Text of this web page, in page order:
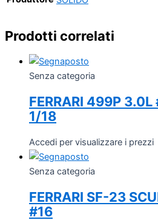
Prodotti correlati
Senza categoria
FERRARI 499P 3.0L
1/18
Accedi per visualizzare i prezzi
Senza categoria
FERRARI SF-23
#16